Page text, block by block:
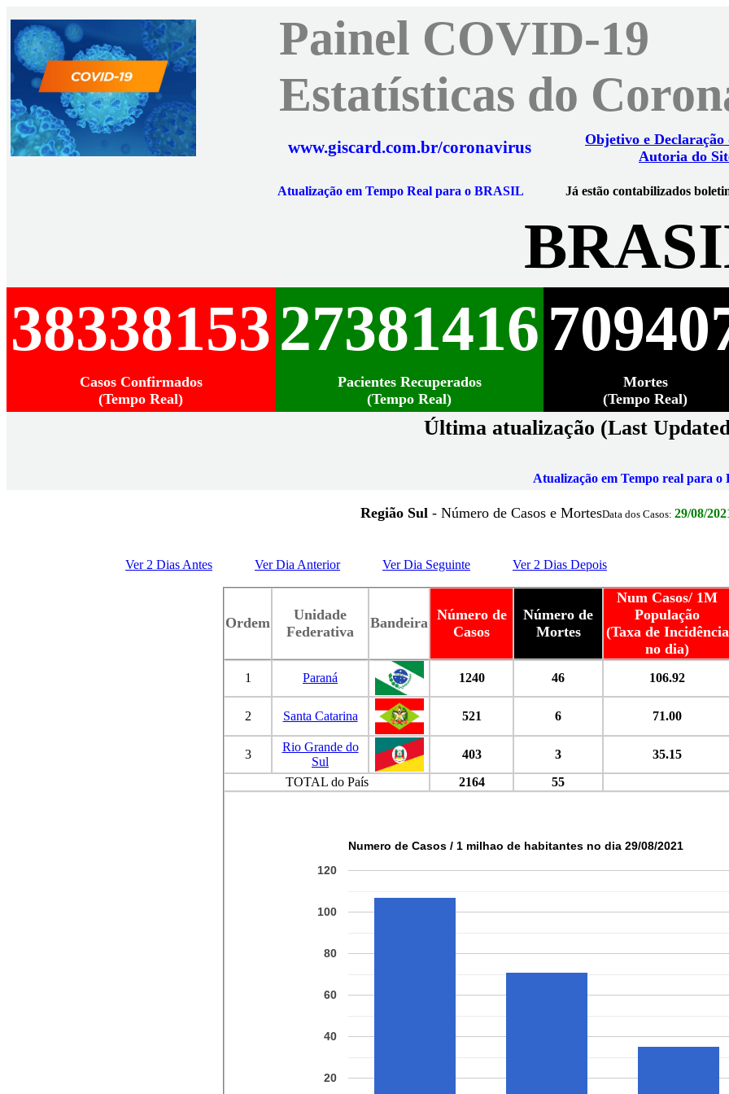
Painel COVID-19
Estatísticas do
www.giscard.com.br/coronavirus
Objetivo e Declaração
Autoria do
Atualização em Tempo Real para o BRASIL Já estão contabilizados
3833815327381416
Casos Confirmados
(Tempo Real)
Pacientes Recuperados
(Tempo Real)
Mortes
(Tempo Real)
Última atualização (Last
Atualização em Tempo real para o
Região Sul - Número de Casos e MortesData dos Casos: 29/08/
Ver 2 Dias Antes Ver Dia Anterior Ver Dia Seguinte Ver 2 Dias Depois
Ordem
Unidade
Federativa
Bandeira Número de
Casos
Número de
Mortes
Num Casos/ 1M
População
(Taxa de Incidência
no dia)
1 Paraná 1240 46 106.92
2 Santa Catarina 521 6 71.00
3
Rio Grande do
Sul
403 3
35.15
TOTAL do País
2164 55
Numero de Casos / 1 milhao de habitantes no dia 29/08/2021
20
40
60
80
100
120